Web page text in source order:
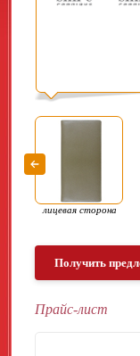
лицевая сторона
Получить
Прайс-лист